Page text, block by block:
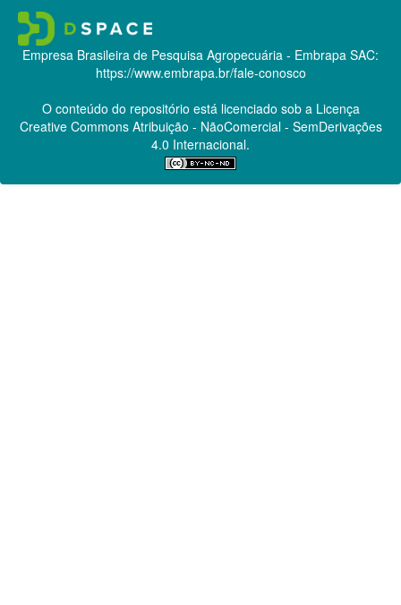
Empresa Brasileira de Pesquisa Agropecuária - Embrapa SAC:
https://www.embrapa.br/fale-conosco
O conteúdo do repositório está licenciado sob a Licença
Creative CommonsAtribuição - NãoComercial - SemDerivações
4.0 Internacional.